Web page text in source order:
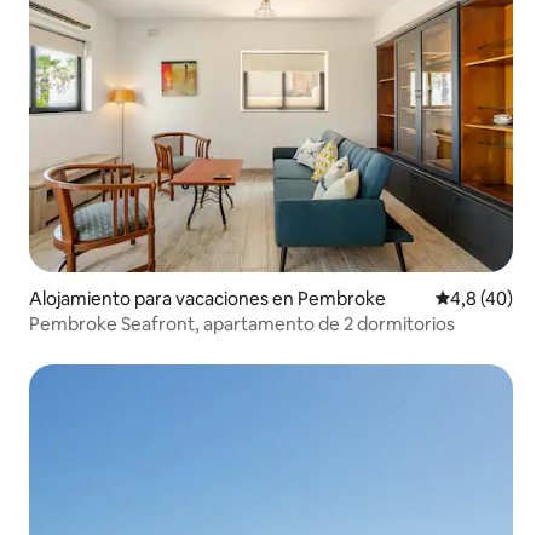
Alojamiento para vacaciones en Pembroke Calificación
4,8 (40)
Pembroke Seafront, apartamento de 2 dormitorios